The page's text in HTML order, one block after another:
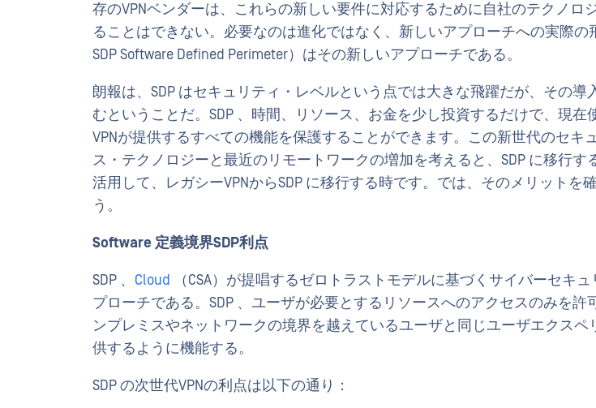
存のVPNベンダーは、これらの新しい要件に対応するために自社のテクノロ
ることはできない。必要なのは進化ではなく、新しいアプローチへの実際の
SDP Software Defined Perimeter）はその新しいアプローチである。
朗報は、SDP はセキュリティ・レベルという点では大きな飛躍だが、その導
むということだ。SDP 、時間、リソース、お金を少し投資するだけで、現在
VPNが提供するすべての機能を保護することができます。この新世代のセキ
ス・テクノロジーと最近のリモートワークの増加を考えると、SDP に移行す
活用して、レガシーVPNからSDP に移行する時です。では、そのメリットを
う。
Software 定義境界SDP利点
SDP 、 Cloud
（CSA）が提唱するゼロトラストモデルに基づくサイバーセキ
プローチである。SDP 、ユーザが必要とするリソースへのアクセスのみを許
ンプレミスやネットワークの境界を越えているユーザと同じユーザエクスペ
供するように機能する。
SDP の次世代VPNの利点は以下の通り：